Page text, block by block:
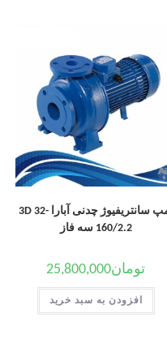
پمپ سانتریفیوژ چدنی آبارا 3D 32-
160/2.2 سه فاز
تومان25,800,000
افزودن به سبد خرید